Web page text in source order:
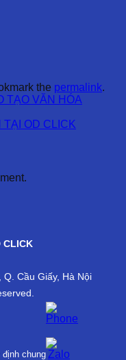
the permalink.
TẠO VĂN HÓA
OD CLICK
CLICK
Cầu Giấy, Hà Nội
chung